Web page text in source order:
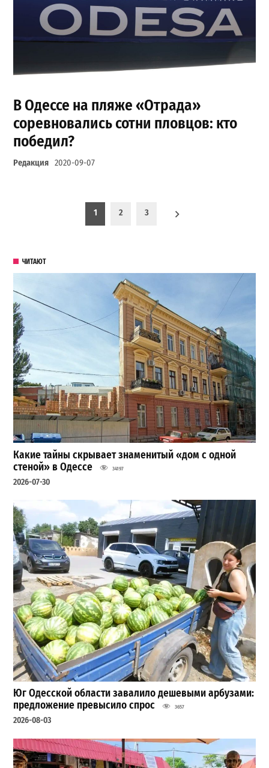
В Одессе на пляже «Отрада»
соревновались сотни пловцов: кто
победил?
Редакция 2020-09-07
Пагинация записей
1 2 3
ЧИТАЮТ
Какие тайны скрывает знаменитый «дом с одной
стеной» в Одессе
34197
2026-07-30
Юг Одесской области завалило дешевыми арбузами:
предложение превысило спрос
3657
2026-08-03